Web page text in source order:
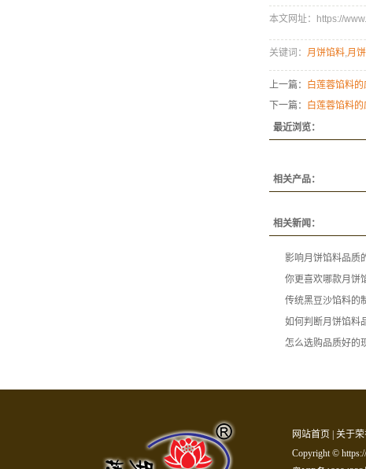
本文网址：https://
关键词： 月饼馅料,月
上一篇：
白莲蓉馅料的
下一篇：
白莲蓉馅料
最近浏览：
相关产品：
相关新闻：
影响月饼馅料品质
你更喜欢哪款月饼
传统黑豆沙馅料的
如何判断月饼馅料
怎么选购品质好的
网站首页 关于
Copyright ©